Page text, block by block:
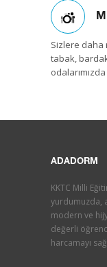
Sizlere daha
tabak,
ADADORM
KKTC Milli
yurdumuzda,
modern ve
değerli
harcamayı